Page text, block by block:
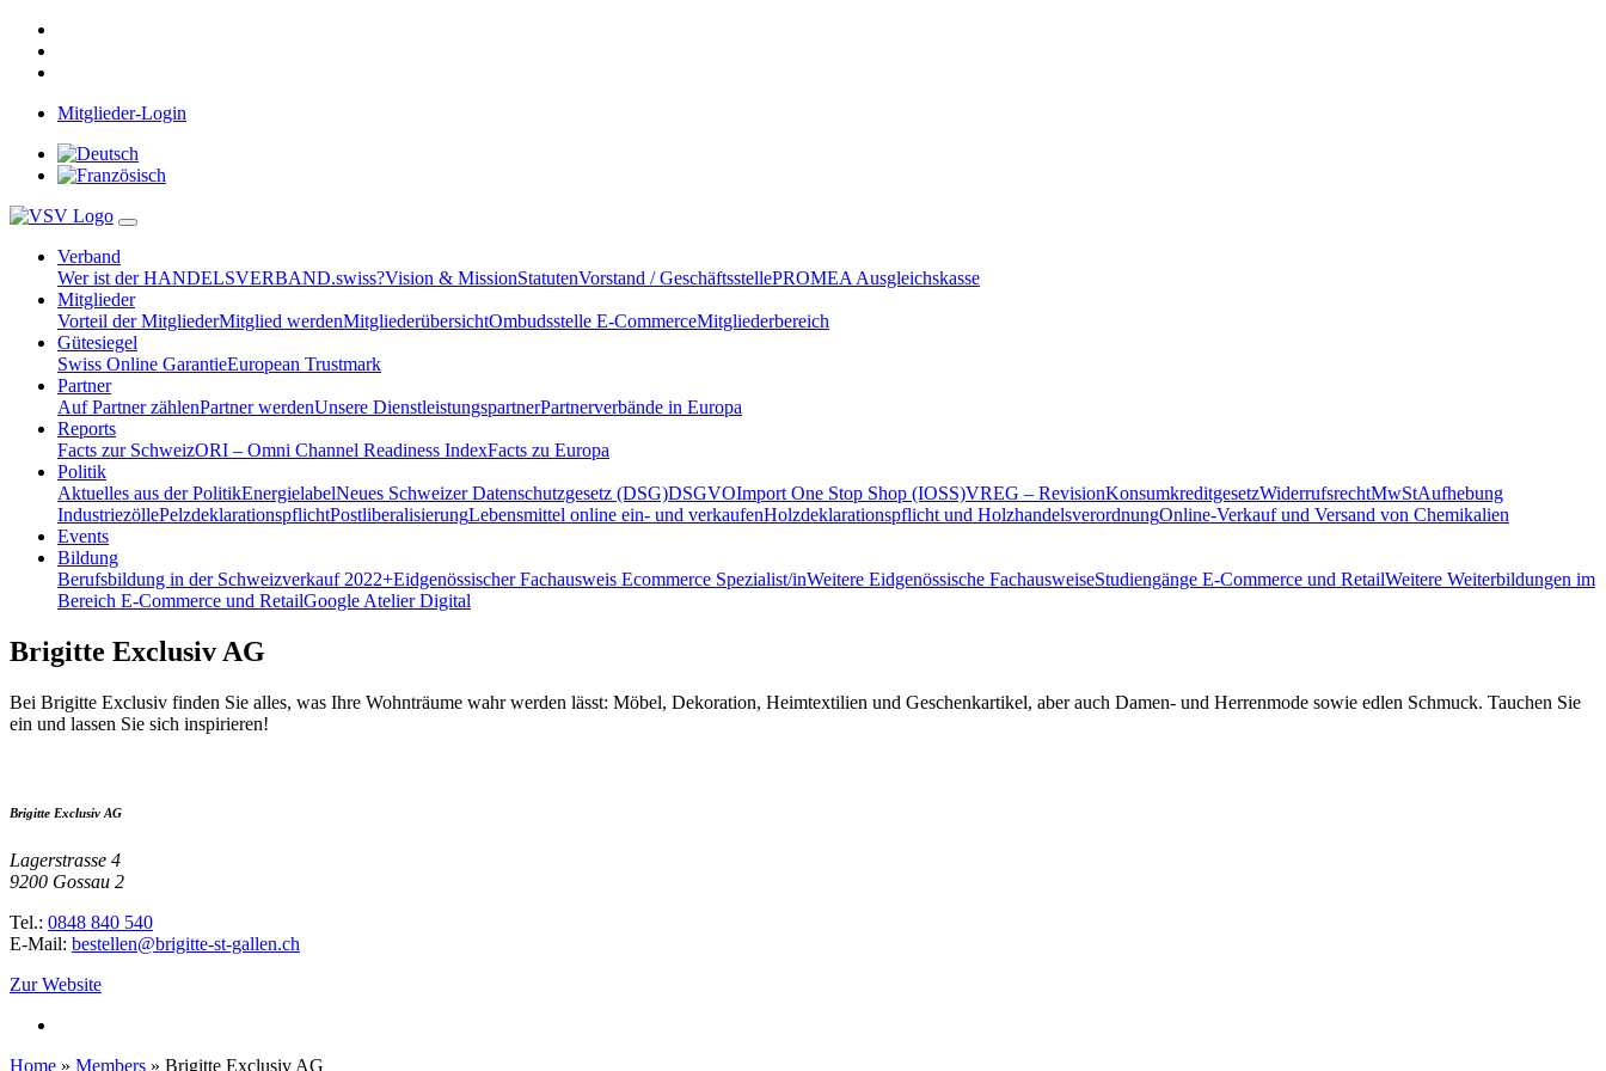
Mitglieder-Login
Verband
Wer ist der HANDELSVERBAND.swiss?Vision & MissionStatutenVorstand / GeschäftsstellePROMEA Ausgleichskasse
Mitglieder
Vorteil der MitgliederMitglied werdenMitgliederübersichtOmbudsstelle E-CommerceMitgliederbereich
Gütesiegel
Swiss Online GarantieEuropean Trustmark
Partner
Auf Partner zählenPartner werdenUnsere DienstleistungspartnerPartnerverbände in Europa
Reports
Facts zur SchweizORI – Omni Channel Readiness IndexFacts zu Europa
Politik
Aktuelles aus der PolitikEnergielabelNeues Schweizer Datenschutzgesetz (DSG)DSGVOImport One Stop Shop (IOSS)VREG – RevisionKonsumkreditgesetzWiderrufsrechtMwStAufhebung
IndustriezöllePelzdeklarationspflichtPostliberalisierungLebensmittel online ein- und verkaufenHolzdeklarationspflicht und HolzhandelsverordnungOnline-Verkauf und Versand von Chemikalien
Events
Bildung
Berufsbildung in der Schweizverkauf 2022+Eidgenössischer Fachausweis Ecommerce Spezialist/inWeitere Eidgenössische FachausweiseStudiengänge E-Commerce und RetailWeitere Weiterbildungen im
Bereich E-Commerce und RetailGoogle Atelier Digital
Brigitte Exclusiv AG
Bei Brigitte Exclusiv finden Sie alles, was Ihre Wohnträume wahr werden lässt: Möbel, Dekoration, Heimtextilien und Geschenkartikel, aber auch Damen- und Herrenmode sowie edlen Schmuck. Tauchen Sie
ein und lassen Sie sich inspirieren!
Brigitte Exclusiv AG
Lagerstrasse 4
9200 Gossau 2
Tel.: 0848 840 540
E-Mail: bestellen@brigitte-st-gallen.ch
Zur Website
Home » Members » Brigitte Exclusiv AG